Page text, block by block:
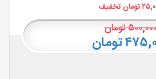
تومان تخفیف
تومان
تومان